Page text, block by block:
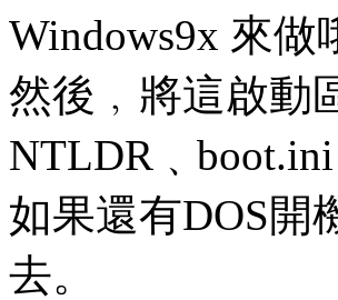
Windows9x 來做
然後﹐將這啟動
如果還有DOS開
去。